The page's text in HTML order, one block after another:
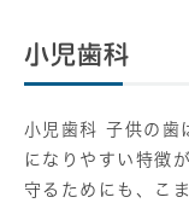
小児歯科
小児歯科 子供の歯
になりやすい特徴
守るためにも、こ